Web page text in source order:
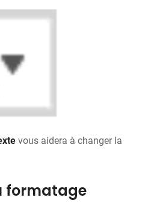
vous aidera à changer la
formatage